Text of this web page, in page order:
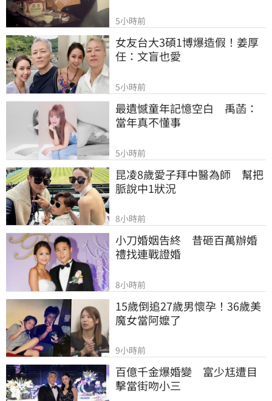
5小時前
女友台大3碩1博爆造假！姜厚
任：文盲也愛
5小時前
最遺憾童年記憶空白　禹菡：
當年真不懂事
5小時前
昆凌8歲愛子拜中醫為師　幫把
脈說中1狀況
8小時前
小刀婚姻告終　昔砸百萬辦婚
禮找連戰證婚
8小時前
15歲倒追27歲男懷孕！36歲美
魔女當阿嬤了
9小時前
百億千金爆婚變　富少尪遭目
擊當街吻小三